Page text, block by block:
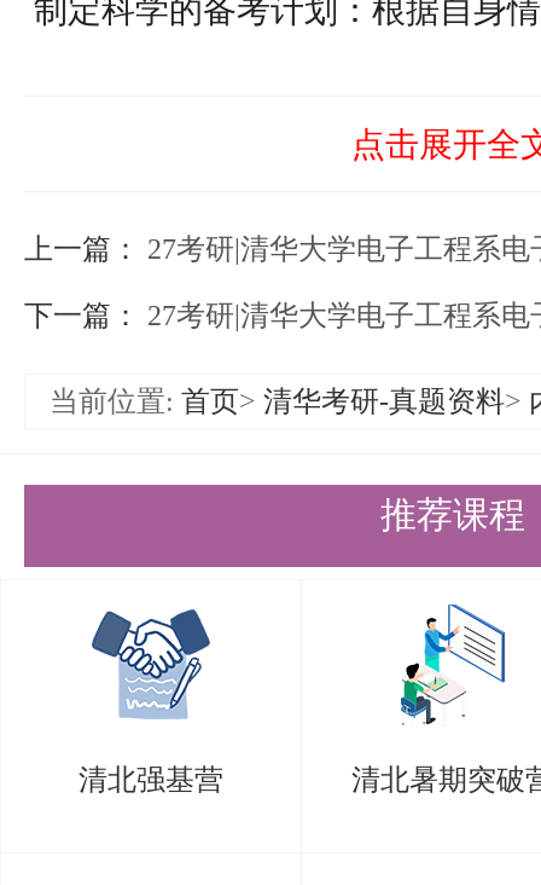
制定科学的备考计划：根据自身
注重基础知识的巩固：考研不仅
做到融会贯通。
提升解题能力和应试技巧：通过
保持积极的心态：考研是一场持
寻求专业的辅导和帮助：盛世清
导经验，可以为考生提供个性化
导服务。考生可根据自身需求，
最后，盛世清北再次提醒广大考
点击展开全
上一篇： 27考研|清华大学电子工程系电子
下一篇： 27考研|清华大学电子工程系电
当前位置: 首页> 清华考研-真题资料>
推荐课程
清北强基营 清北暑期突破